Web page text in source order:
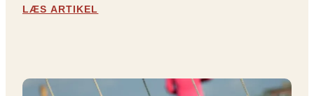
F
E
S
LÆS ARTIKEL
K